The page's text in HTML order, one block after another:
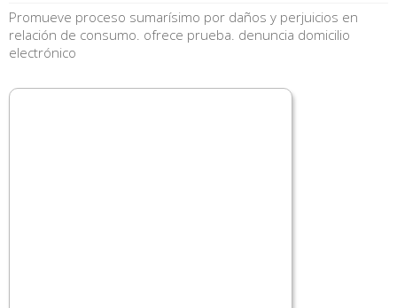
Promueve proceso sumarísimo por daños y perjuicios en
relación de consumo. ofrece prueba. denuncia domicilio
electrónico